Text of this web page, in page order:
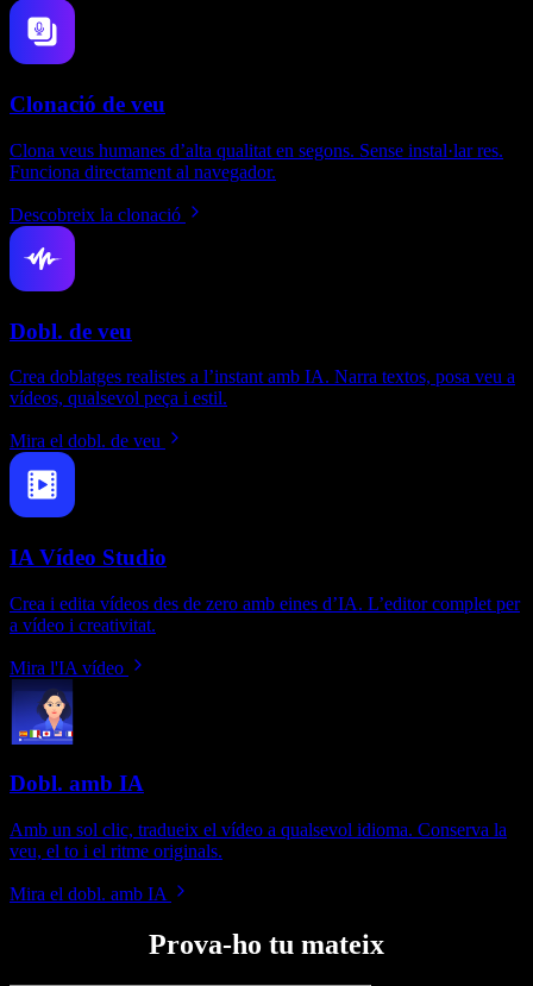
Clonació de veu
Clona veus humanes d’alta qualitat en segons. Sense instal·lar res.
Funciona directament al navegador.
Descobreix la clonació
Dobl. de veu
Crea doblatges realistes a l’instant amb IA. Narra textos, posa veu a
vídeos, qualsevol peça i estil.
Mira el dobl. de veu
IA Vídeo Studio
Crea i edita vídeos des de zero amb eines d’IA. L’editor complet per
a vídeo i creativitat.
Mira l'IA vídeo
Dobl. amb IA
Amb un sol clic, tradueix el vídeo a qualsevol idioma. Conserva la
veu, el to i el ritme originals.
Mira el dobl. amb IA
Prova-ho tu mateix